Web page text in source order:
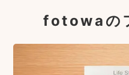
fotowaの